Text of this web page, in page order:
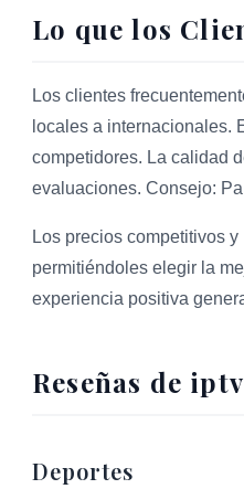
Lo que los
Los clientes
locales a internacionales.
competidores. La calidad
evaluaciones. Consejo:
Los precios competitivos
permitiéndoles elegir la
experiencia positiva
Reseñas de
Deportes